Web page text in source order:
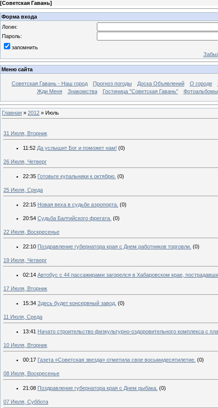
[Советская Гавань]
Форма входа
Логин:
Пароль:
запомнить
Меню сайта
Советская Гавань - Наш город Прогноз погоды Доска Объявлений О городе
Жди Меня
Знакомства Гостиница "Советская Гавань" Фотоальбомы
Главная » 2012 » Июль
31 Июля, Вторник
11:52 Да услышит Бог и поможет нам! (0)
26 Июля, Четверг
22:35 Готовьте купальники к октябрю. (0)
25 Июля, Среда
22:15 Новая веха в судьбе аэропорта. (0)
20:54 Судьба Балтийского фрегата. (0)
22 Июля, Воскресенье
22:10 Поздравление губернатора края с Днем работников торговли. (0)
19 Июля, Четверг
02:14 Автобус с 44 пассажирами загорелся в Хабаровском крае,
17 Июля, Вторник
15:34 Здесь будет консервный завод. (0)
11 Июля, Среда
13:41 Начато строительство физкультурно-оздоровительного комплекса с
10 Июля, Вторник
00:17 Газета «Советская звезда» отметила свое восьмидесятилетие. (0)
08 Июля, Воскресенье
21:08 Поздравление губернатора края с Днем рыбака. (0)
07 Июля, Суббота